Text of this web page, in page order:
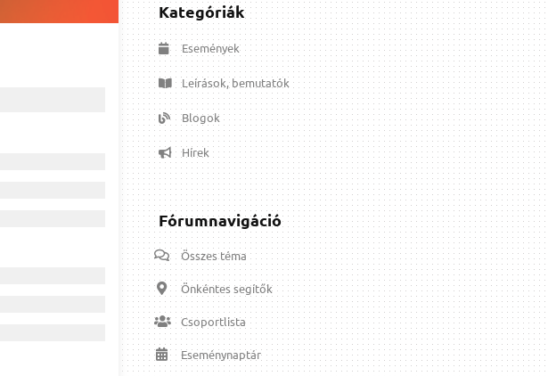
Kategóriák
Események
Leírások, bemutatók
Blogok
Hírek
Fórumnavigáció
Összes téma
Önkéntes segítők
Csoportlista
Eseménynaptár